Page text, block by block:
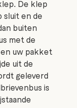
De klep
sluit en de
buiten
met de
uw pakket
uit de
geleverd
is